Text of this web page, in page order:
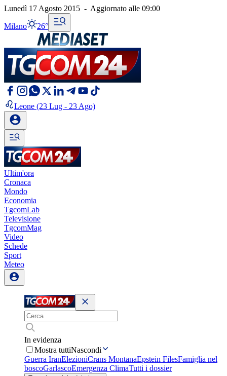
Lunedì 17 Agosto 2015 - Aggiornato alle 09:00
Milano 26°
Leone (23 Lug - 23 Ago)
Ultim'ora
Cronaca
Mondo
Economia
TgcomLab
Televisione
TgcomMag
Video
Schede
Sport
Meteo
In evidenza
Mostra tuttiNascondi
Guerra IranElezioniCrans MontanaEpstein FilesFamiglia nel
boscoGarlascoEmergenza ClimaTutti i dossier